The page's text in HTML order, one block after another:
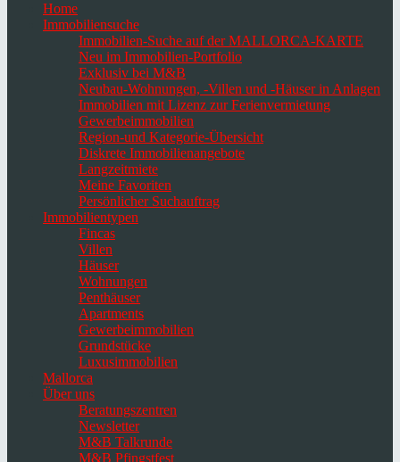
Home
Immobiliensuche
Immobilien-Suche auf der MALLORCA-KARTE
Neu im Immobilien-Portfolio
Exklusiv bei M&B
Neubau-Wohnungen, -Villen und -Häuser in Anlagen
Immobilien mit Lizenz zur Ferienvermietung
Gewerbeimmobilien
Region-und Kategorie-Übersicht
Diskrete Immobilienangebote
Langzeitmiete
Meine Favoriten
Persönlicher Suchauftrag
Immobilientypen
Fincas
Villen
Häuser
Wohnungen
Penthäuser
Apartments
Gewerbeimmobilien
Grundstücke
Luxusimmobilien
Mallorca
Über uns
Beratungszentren
Newsletter
M&B Talkrunde
M&B Pfingstfest